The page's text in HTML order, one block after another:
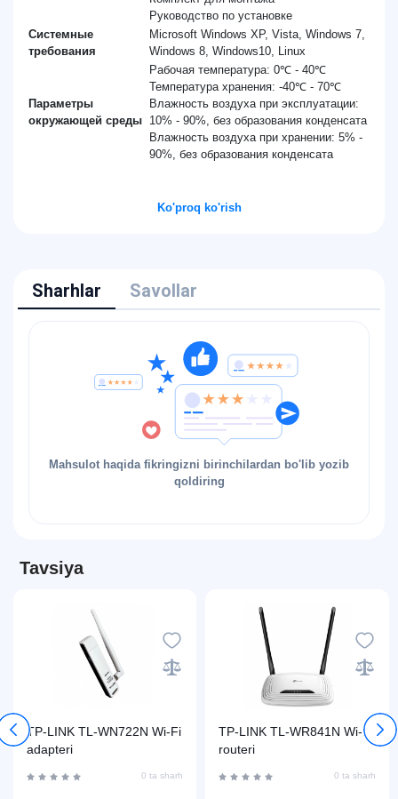
Руководство по установке
Системные
требования
Microsoft Windows XP, Vista, Windows 7,
Windows 8, Windows10, Linux
Параметры
окружающей среды
Рабочая температура: 0℃ - 40℃
Температура хранения: -40℃ - 70℃
Влажность воздуха при эксплуатации:
10% - 90%, без образования конденсата
Влажность воздуха при хранении: 5% -
90%, без образования конденсата
Ko'proq ko'rish
Sharhlar Savollar
Mahsulot haqida fikringizni birinchilardan bo'lib yozib
qoldiring
Tavsiya
TP-LINK TL-WN722N Wi-Fi
adapteri
0 ta sharh
TP-LINK TL-WR841N Wi-Fi
routeri
0 ta sharh